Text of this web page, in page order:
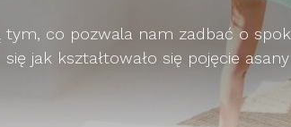
tym, co pozwala nam zadbać o
się jak kształtowało się pojęcie